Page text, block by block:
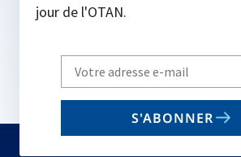
jour de l'OTAN.
Write
your
email
S'ABONNER